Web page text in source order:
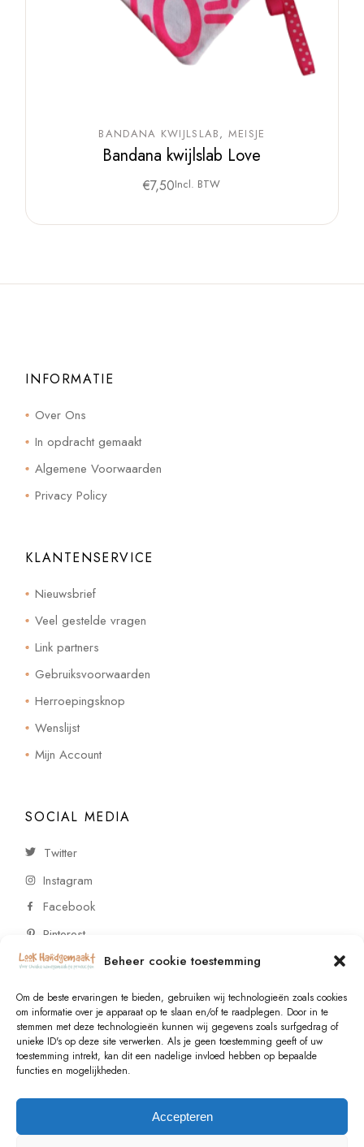
Beheer cookie toestemming
Om de beste ervaringen te bieden, gebruiken wij technologieën zoals cookies
om informatie over je apparaat op te slaan en/of te raadplegen. Door in te
stemmen met deze technologieën kunnen wij gegevens zoals surfgedrag of
unieke ID's op deze site verwerken. Als je geen toestemming geeft of uw
toestemming intrekt, kan dit een nadelige invloed hebben op bepaalde
functies en mogelijkheden.
Accepteren
BANDANA KWIJLSLAB MEISJE
Bandana kwijlslab Love
€7,50Incl. BTW
INFORMATIE
Over Ons
In opdracht gemaakt
Algemene Voorwaarden
Privacy Policy
KLANTENSERVICE
Nieuwsbrief
Veel gestelde vragen
Link partners
Gebruiksvoorwaarden
Herroepingsknop
Wenslijst
Mijn Account
SOCIAL MEDIA
Twitter
Instagram
Facebook
Pinterest
CONTACT
Vragen of wensen? Neem contact op!
+31 (0)6 229 021 29